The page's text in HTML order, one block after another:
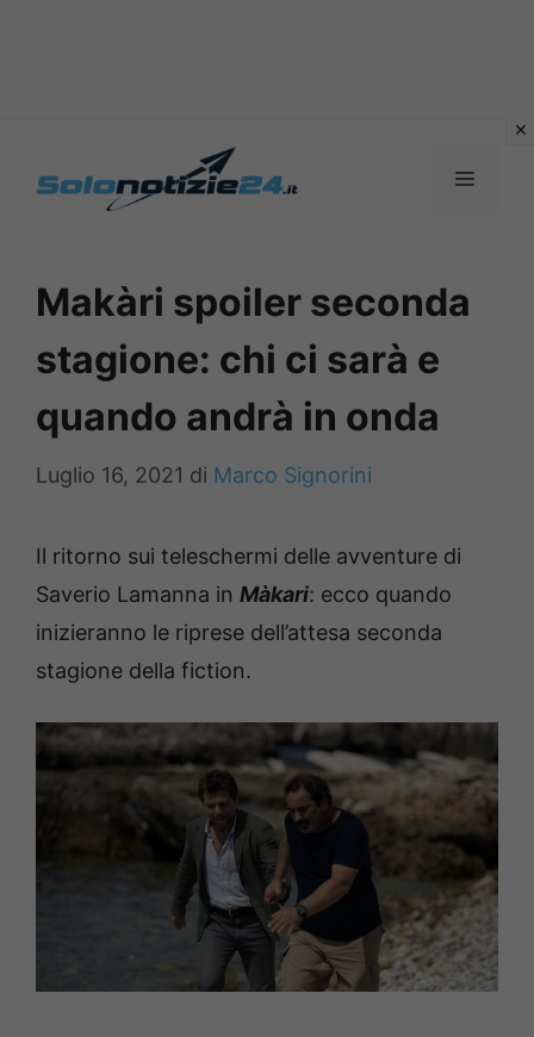
MENU
Makàri spoiler seconda
stagione: chi ci sarà e
quando andrà in onda
Luglio 16, 2021 di Marco Signorini
Il ritorno sui teleschermi delle avventure di
Saverio Lamanna in Màkari: ecco quando
inizieranno le riprese dell’attesa seconda
stagione della fiction.